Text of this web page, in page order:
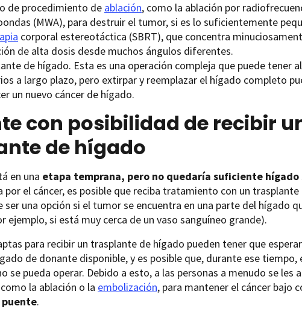
de procedimiento de ablación, como la ablación por
(MWA), para destruir el tumor, si es lo suficientemente
corporal estereotáctica (SBRT), que concentra
de alta dosis desde muchos ángulos diferentes.
de hígado. Esta es una operación compleja que puede tener
a largo plazo, pero extirpar y reemplazar el hígado completo
un nuevo cáncer de hígado.
con posibilidad de recibir
de hígado
en una etapa temprana, pero no quedaría suficiente hígado
por el cáncer, es posible que reciba tratamiento con un
ser una opción si el tumor se encuentra en una parte del hígado
ejemplo, si está muy cerca de un vaso sanguíneo grande).
para recibir un trasplante de hígado pueden tener que
de donante disponible, y es posible que, durante ese tiempo,
se pueda operar. Debido a esto, a las personas a menudo se les
la ablación o la embolización, para mantener el cáncer bajo
.